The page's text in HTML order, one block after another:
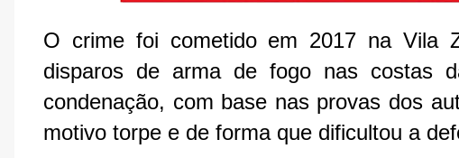
O crime foi cometido em 2017 na Vila
disparos de arma de fogo nas costas
condenação, com base nas provas dos
motivo torpe e de forma que dificultou a